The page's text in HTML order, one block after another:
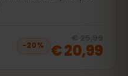
−20%
€ 25,99
€ 20,99